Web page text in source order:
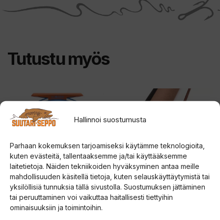
Hallinnoi suostumusta
Parhaan kokemuksen tarjoamiseksi käytämme teknologioita,
kuten evästeitä, tallentaaksemme ja/tai käyttääksemme
laitetietoja. Näiden tekniikoiden hyväksyminen antaa meille
mahdollisuuden käsitellä tietoja, kuten selauskäyttäytymistä tai
yksilöllisiä tunnuksia tällä sivustolla. Suostumuksen jättäminen
tai peruuttaminen voi vaikuttaa haitallisesti tiettyihin
ominaisuuksiin ja toimintoihin.
Tutustu myös
Vision Merisuola
perhokela
tuotteella
on
muunnelma.
Voit
tehdä
valinnat
tuotteen
Vision Rivermaniac
on
muunnelma.
Voit
tehdä
valinnat
tuotteen